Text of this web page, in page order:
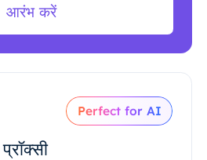
आरंभ करें
Perfect for AI